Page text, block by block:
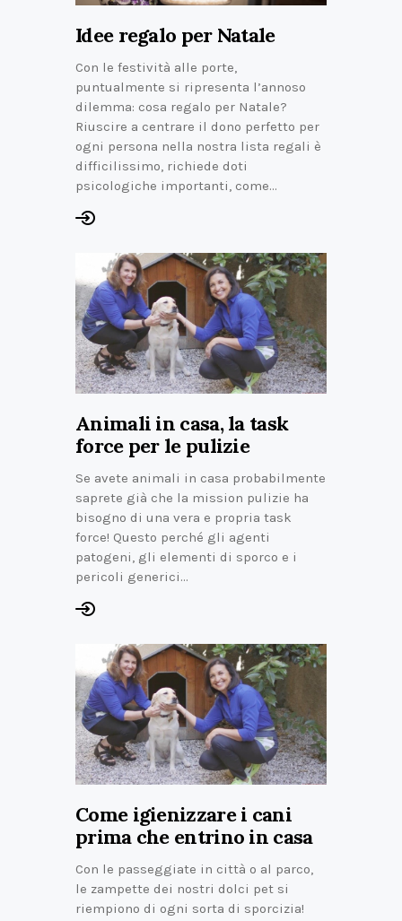
Idee regalo per Natale
Con le festività alle porte,
puntualmente si ripresenta l’annoso
dilemma: cosa regalo per Natale?
Riuscire a centrare il dono perfetto per
ogni persona nella nostra lista regali è
difficilissimo, richiede doti
psicologiche importanti, come…
Animali in casa, la task
force per le pulizie
Se avete animali in casa probabilmente
saprete già che la mission pulizie ha
bisogno di una vera e propria task
force! Questo perché gli agenti
patogeni, gli elementi di sporco e i
pericoli generici…
Come igienizzare i cani
prima che entrino in casa
Con le passeggiate in città o al parco,
le zampette dei nostri dolci pet si
riempiono di ogni sorta di sporcizia!